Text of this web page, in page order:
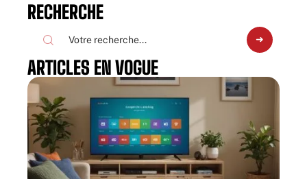
RECHERCHE
ARTICLES EN VOGUE